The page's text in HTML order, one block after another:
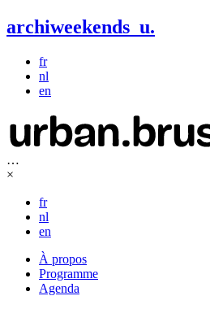
archiweekends u.
fr
nl
en
…
×
fr
nl
en
À propos
Programme
Agenda